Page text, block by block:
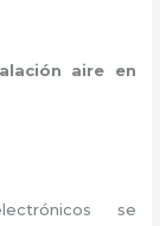
aire en
se